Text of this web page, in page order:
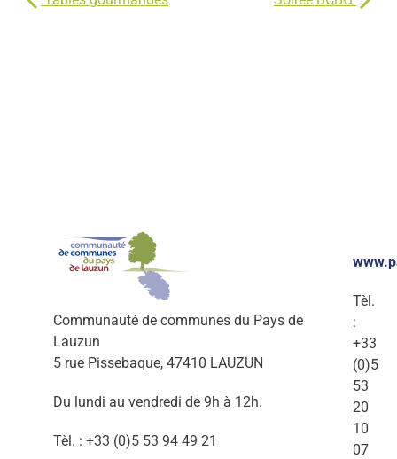
Communauté de communes du Pays de
Lauzun
5 rue Pissebaque, 47410 LAUZUN
Du lundi au vendredi de 9h à 12h.
Tèl. : +33 (0)5 53 94 49 21
Tèl.
:
+33
(0)5
53
20
10
07